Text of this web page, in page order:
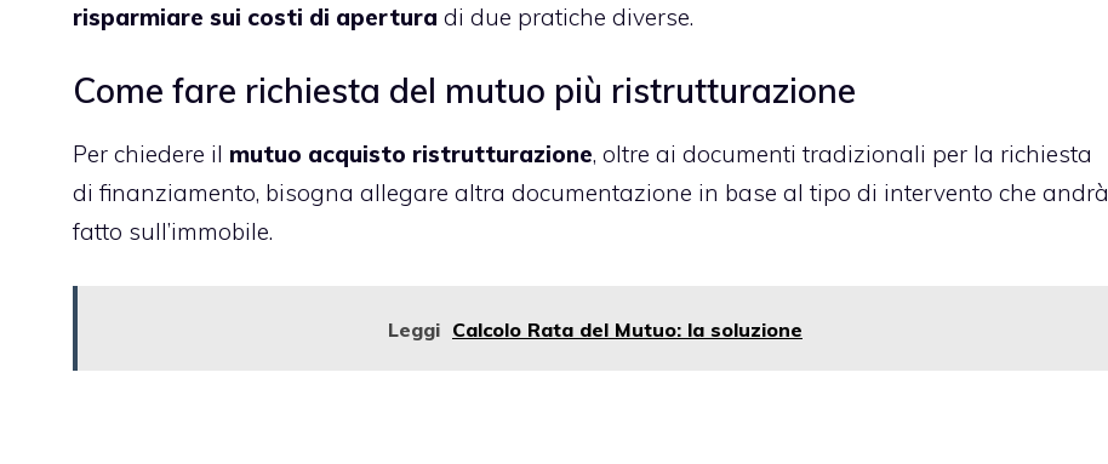
risparmiare sui costi di apertura di due pratiche diverse.
Come fare richiesta del mutuo più ristrutturazione
Per chiedere il mutuo acquisto ristrutturazione, oltre ai documenti tradizionali per la richiesta
di finanziamento, bisogna allegare altra documentazione in base al tipo di intervento che andrà
fatto sull’immobile.
Leggi Calcolo Rata del Mutuo: la soluzione